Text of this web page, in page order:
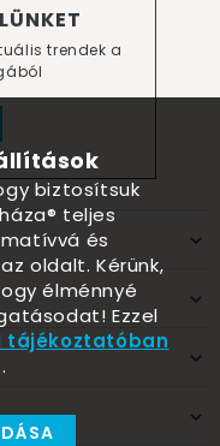
trendek a
biztosítsuk
teljes
és
oldalt. Kérünk,
élménnyé
Ezzel
tájékoztatóban